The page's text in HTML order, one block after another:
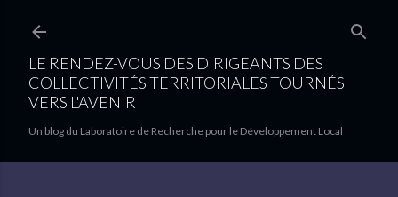
LE RENDEZ-VOUS DES DIRIGEANTS DES
COLLECTIVITÉS TERRITORIALES TOURNÉS
VERS L'AVENIR
Un blog du Laboratoire de Recherche pour le Développement Local